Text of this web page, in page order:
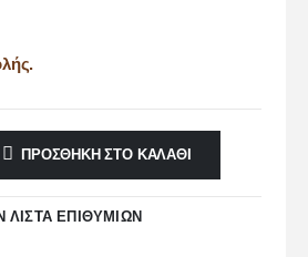
ΠΡΟΣΘΉΚΗ ΣΤΟ ΚΑΛΆΘΙ
ΕΠΙΘΥΜΙΏΝ